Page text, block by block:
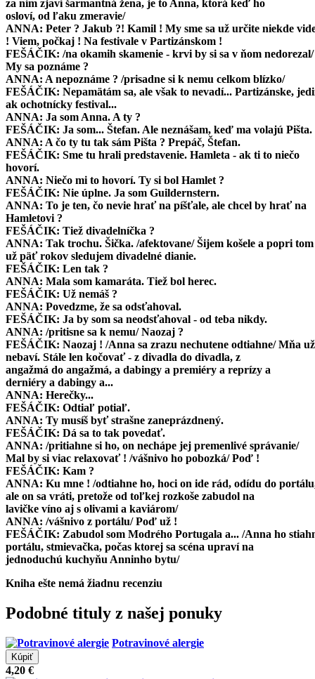
FEŠÁČIK: Kam ?
ANNA: Ku mne ! /odtiahne ho, hoci on ide rád, odídu do portálu,
ale on sa vráti, pretože od toľkej rozkoše zabudol na
lavičke víno aj s olivami a kaviárom/
ANNA: /vášnivo z portálu/ Poď už !
FEŠÁČIK: Zabudol som Modrého Portugala a... /Anna ho
portálu, stmievačka, počas ktorej sa scéna upraví na
jednoduchú kuchyňu Anninho bytu/
za ním zjaví šarmantná žena, je to Anna, ktorá keď ho
osloví, od ľaku zmeravie/
ANNA: Peter ? Jakub ?! Kamil ! My sme sa už určite niekde
! Viem, počkaj ! Na festivale v Partizánskom !
FEŠÁČIK: /na okamih skamenie - krvi by si sa v ňom nedorezal/
My sa poznáme ?
ANNA: A nepoznáme ? /prisadne si k nemu celkom blízko/
FEŠÁČIK: Nepamätám sa, ale však to nevadí... Partizánske,
ak ochotnícky festival...
ANNA: Ja som Anna. A ty ?
FEŠÁČIK: Ja som... Štefan. Ale neznášam, keď ma volajú Pišta.
ANNA: A čo ty tu tak sám Pišta ? Prepáč, Štefan.
FEŠÁČIK: Sme tu hrali predstavenie. Hamleta - ak ti to niečo
hovorí.
ANNA: Niečo mi to hovorí. Ty si bol Hamlet ?
FEŠÁČIK: Nie úplne. Ja som Guildernstern.
ANNA: To je ten, čo nevie hrať na píšťale, ale chcel by hrať na
Hamletovi ?
FEŠÁČIK: Tiež divadelníčka ?
ANNA: Tak trochu. Šička. /afektovane/ Šijem košele a popri tom
už päť rokov sledujem divadelné dianie.
FEŠÁČIK: Len tak ?
ANNA: Mala som kamaráta. Tiež bol herec.
FEŠÁČIK: Už nemáš ?
ANNA: Povedzme, že sa odsťahoval.
FEŠÁČIK: Ja by som sa neodsťahoval - od teba nikdy.
ANNA: /pritisne sa k nemu/ Naozaj ?
FEŠÁČIK: Naozaj ! /Anna sa zrazu nechutene odtiahne/ Mňa
nebaví. Stále len kočovať - z divadla do divadla, z
angažmá do angažmá, a dabingy a premiéry a reprízy a
derniéry a dabingy a...
ANNA: Herečky...
FEŠÁČIK: Odtiaľ potiaľ.
ANNA: Ty musíš byť strašne zaneprázdnený.
FEŠÁČIK: Dá sa to tak povedať.
ANNA: /pritiahne si ho, on nechápe jej premenlivé správanie/
Mal by si viac relaxovať ! /vášnivo ho pobozká/ Poď !
FEŠÁČIK: Kam ?
ANNA: Ku mne ! /odtiahne ho, hoci on ide rád, odídu do
ale on sa vráti, pretože od toľkej rozkoše zabudol na
lavičke víno aj s olivami a kaviárom/
ANNA: /vášnivo z portálu/ Poď už !
FEŠÁČIK: Zabudol som Modrého Portugala a... /Anna ho
portálu, stmievačka, počas ktorej sa scéna upraví na
jednoduchú kuchyňu Anninho bytu/
Kniha ešte nemá žiadnu recenziu
Podobné tituly z našej ponuky
Potravinové alergie
4,20 €